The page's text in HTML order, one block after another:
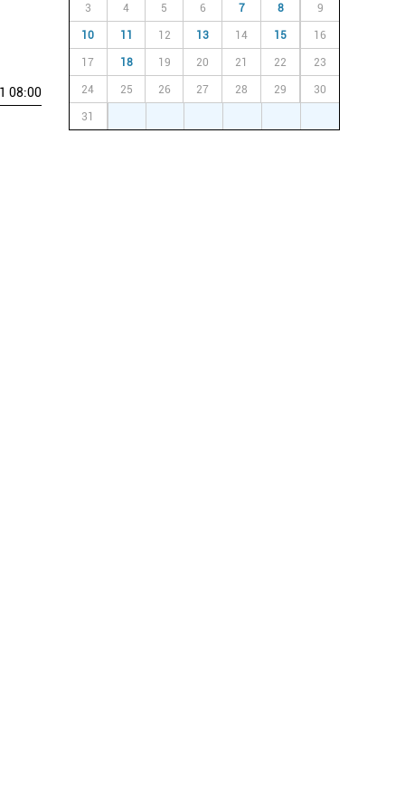
08:00
3 4 5 6 7 8 9
10 11 12 13 14 15 16
17 18 19 20 21 22 23
24 25 26 27 28 29 30
31